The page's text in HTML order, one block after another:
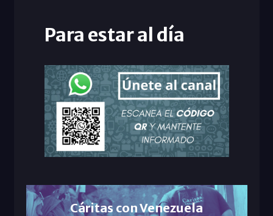
Para estar al día
Cáritas con Venezuela